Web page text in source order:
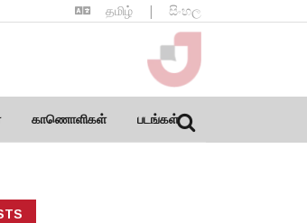
தமிழ் | සිංහල
காணொளிகள் படங்கள்